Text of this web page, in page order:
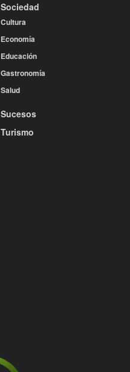
Sociedad
Cultura
Economía
Educación
Gastronomía
Salud
Sucesos
Turismo